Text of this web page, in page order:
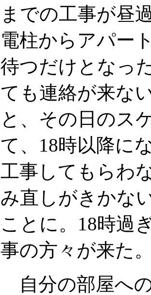
までの工事が昼
電柱からアパー
待つだけとなっ
ても連絡が来な
と、その日のス
て、18時以降に
工事してもらわ
み直しがきかな
ことに。18時過
事の方々が来た
自分の部屋へ